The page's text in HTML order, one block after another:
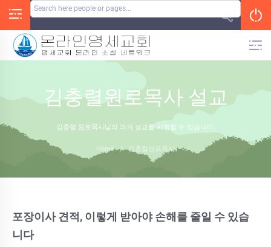
김충렬원로목사 설교
김충렬 원로목사님의 과거 설교를 시청할 수 있습니다.
Home / 김충렬원로목사
포장이사 견적, 이렇게 받아야 손해를 줄일 수 있습
니다